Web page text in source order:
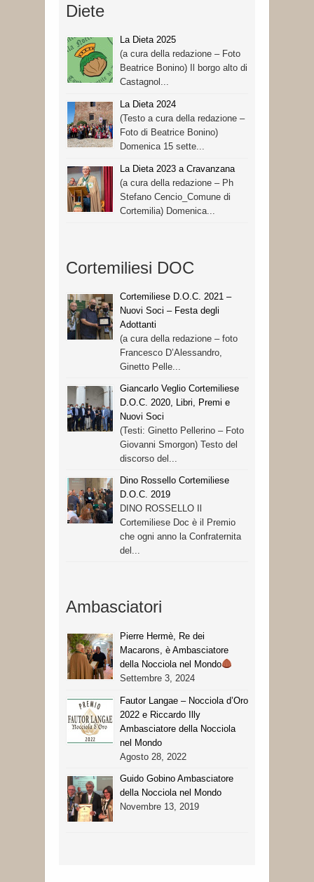
Diete
La Dieta 2025
(a cura della redazione – Foto
Beatrice Bonino) Il borgo alto di
Castagnol...
La Dieta 2024
(Testo a cura della redazione –
Foto di Beatrice Bonino)
Domenica 15 sette...
La Dieta 2023 a Cravanzana
(a cura della redazione – Ph
Stefano Cencio_Comune di
Cortemilia) Domenica...
Cortemiliesi DOC
Cortemiliese D.O.C. 2021 –
Nuovi Soci – Festa degli
Adottanti
(a cura della redazione – foto
Francesco D’Alessandro,
Ginetto Pelle...
Giancarlo Veglio Cortemiliese
D.O.C. 2020, Libri, Premi e
Nuovi Soci
(Testi: Ginetto Pellerino – Foto
Giovanni Smorgon) Testo del
discorso del...
Dino Rossello Cortemiliese
D.O.C. 2019
DINO ROSSELLO Il
Cortemiliese Doc è il Premio
che ogni anno la Confraternita
del...
Ambasciatori
Pierre Hermè, Re dei
Macarons, è Ambasciatore
della Nocciola nel Mondo
Settembre 3, 2024
Fautor Langae – Nocciola d’Oro
2022 e Riccardo Illy
Ambasciatore della Nocciola
nel Mondo
Agosto 28, 2022
Guido Gobino Ambasciatore
della Nocciola nel Mondo
Novembre 13, 2019